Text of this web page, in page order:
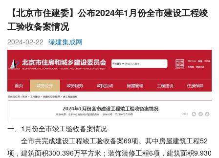
【北京市住建委】公布2024年1月份全市建设工程竣
工验收备案情况
2024-02-22 绿建集成网
一、1月份全市竣工验收备案情况
全市共完成建设工程竣工验收备案69项。其中房屋建筑工程52
项，建筑面积300.396万平方米；装饰装修工程6项，建筑面积9.930